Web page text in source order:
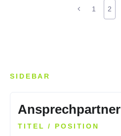
1 2
SIDEBAR
Ansprechpartner
TITEL / POSITION